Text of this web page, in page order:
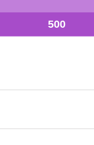
500